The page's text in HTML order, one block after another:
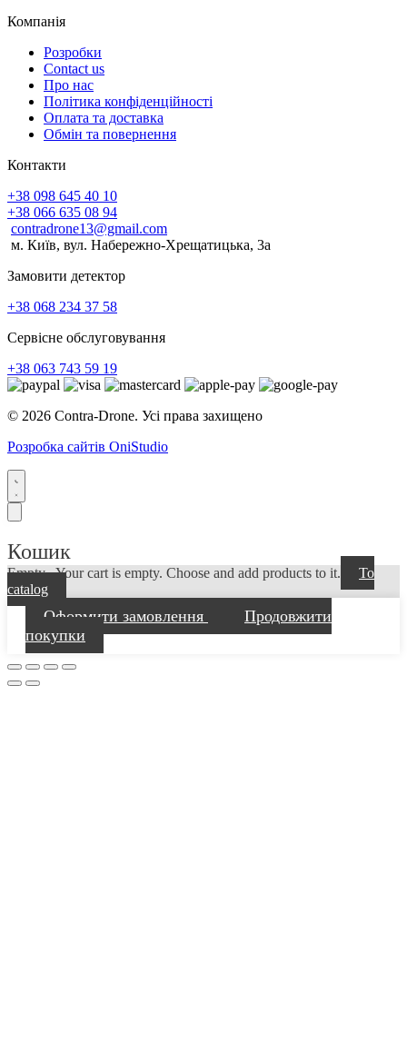
Компанія
Розробки
Contact us
Про нас
Політика конфіденційності
Оплата та доставка
Обмін та повернення
Контакти
+38 098 645 40 10
+38 066 635 08 94
contradrone13@gmail.com
м. Київ, вул. Набережно-Хрещатицька, 3а
Замовити детектор
+38 068 234 37 58
Сервісне обслуговування
+38 063 743 59 19
© 2026 Contra-Drone. Усі права захищено
Розробка сайтів OniStudio
Кошик
Empty...Your cart is empty. Choose and add products to it.
To
catalog
Оформити замовлення
Продовжити
покупки